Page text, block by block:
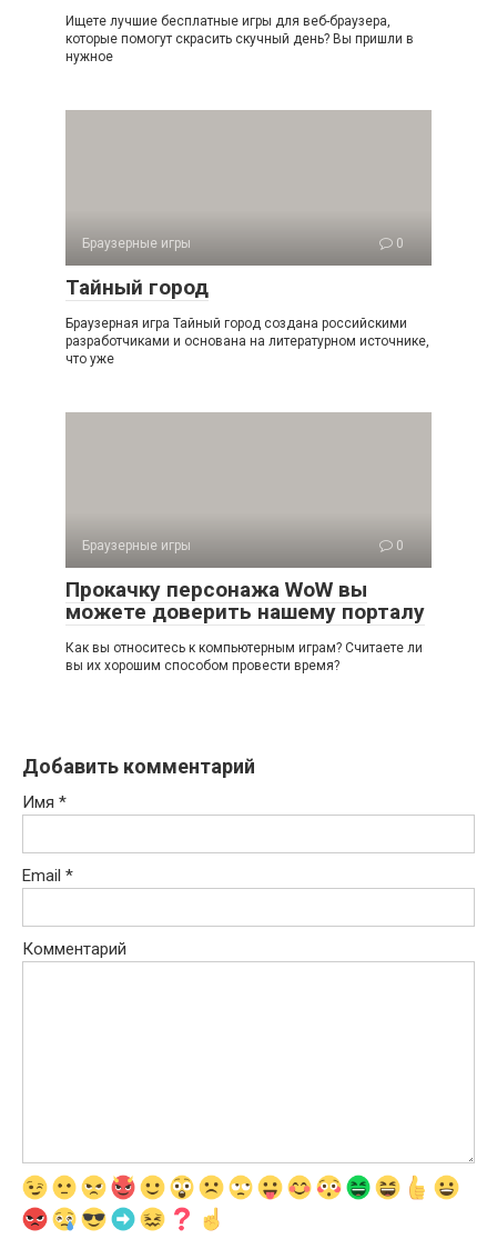
Ищете лучшие бесплатные игры для веб-браузера,
которые помогут скрасить скучный день? Вы пришли в
нужное
Браузерные игры 0
Тайный город
Браузерная игра Тайный город создана российскими
разработчиками и основана на литературном источнике,
что уже
Браузерные игры 0
Прокачку персонажа WoW вы
можете доверить нашему порталу
Как вы относитесь к компьютерным играм? Считаете ли
вы их хорошим способом провести время?
Добавить комментарий
Имя *
Email *
Комментарий